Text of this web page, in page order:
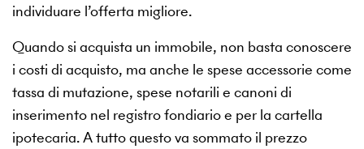
individuare l’offerta migliore.
Quando si acquista un immobile, non basta conoscere
i costi di acquisto, ma anche le spese accessorie come
tassa di mutazione, spese notarili e canoni di
inserimento nel registro fondiario e per la cartella
ipotecaria. A tutto questo va sommato il prezzo